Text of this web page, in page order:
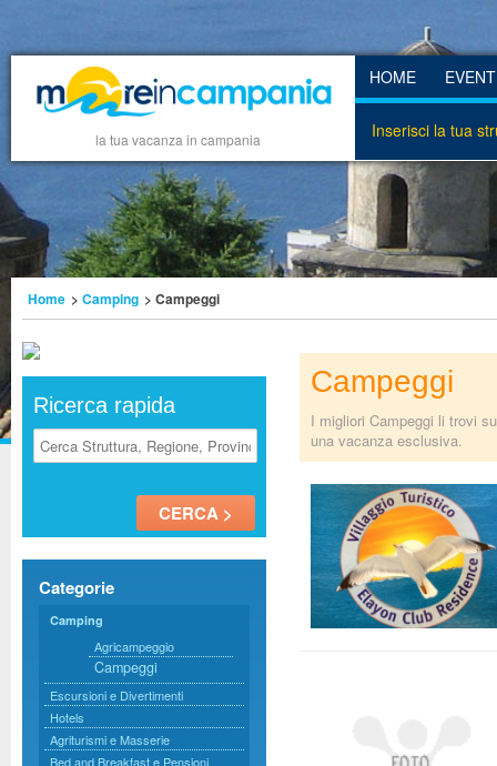
la tua vacanza in campania
HOME
Inserisci la tua
Home > Camping > Campeggi
Ricerca rapida
Categorie
Camping
Agricampeggio
Campeggi
Escursioni e Divertimenti
Hotels
Agriturismi e Masserie
Bed and Breakfast e Pensioni
Campeggi
I migliori Campeggi li trovi
una vacanza esclusiva.